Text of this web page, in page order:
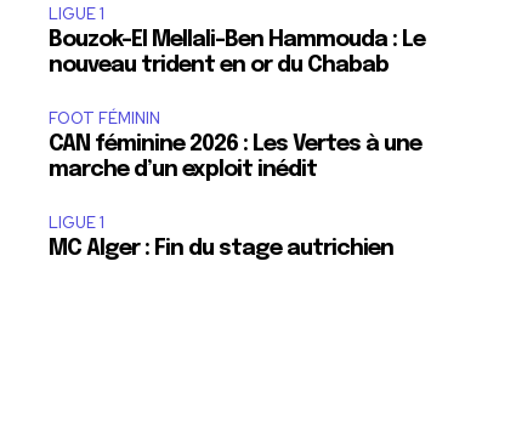
LIGUE 1
Bouzok-El Mellali-Ben Hammouda : Le
nouveau trident en or du Chabab
FOOT FÉMININ
CAN féminine 2026 : Les Vertes à une
marche d’un exploit inédit
LIGUE 1
MC Alger : Fin du stage autrichien